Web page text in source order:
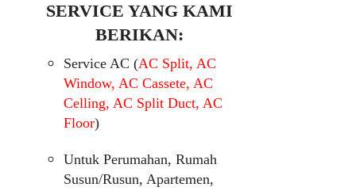
SERVICE YANG KAMI
BERIKAN:
Service AC (AC Split, AC
Window, AC Cassete, AC
Celling, AC Split Duct, AC
Floor)
Untuk Perumahan, Rumah
Susun/Rusun, Apartemen,